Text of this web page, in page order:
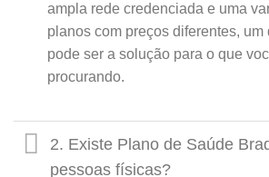
ampla rede credenciada e uma
planos com preços diferentes, um
pode ser a solução para o que
procurando.
2. Existe Plano de Saúde
pessoas físicas?